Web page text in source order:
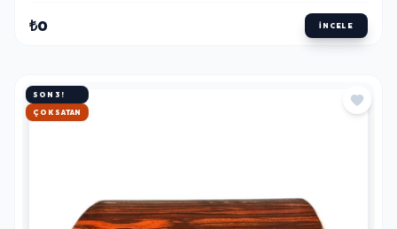
₺0 İNCELE
SON 3!
HIZLI KARGO